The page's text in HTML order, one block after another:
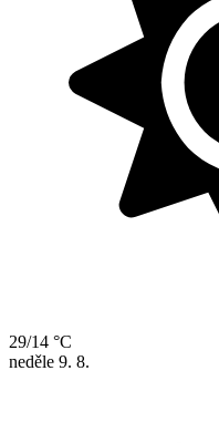
29/14 °C
neděle 9. 8.